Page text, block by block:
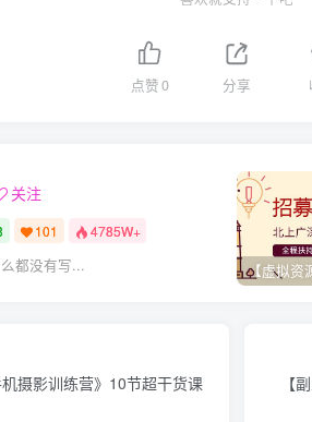
点赞0 分享
关注
101 4785W+
都没有写...
摄影训练营》10节超干货课
【